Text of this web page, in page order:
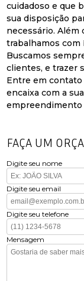
cuidadoso e que
sua disposição
necessário. Além
trabalhamos com
Buscamos
clientes, e trazer
Entre em
encaixa com a
empreendimento
FAÇA UM
Digite seu nome
Digite seu email
Digite seu telefone
Mensagem